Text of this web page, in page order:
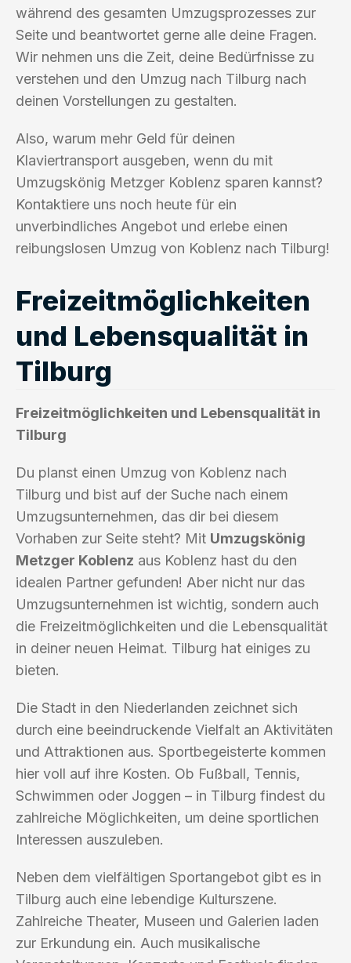
während des gesamten Umzugsprozesses zur
Seite und beantwortet gerne alle deine Fragen.
Wir nehmen uns die Zeit, deine Bedürfnisse zu
verstehen und den Umzug nach Tilburg nach
deinen Vorstellungen zu gestalten.
Also, warum mehr Geld für deinen
Klaviertransport ausgeben, wenn du mit
Umzugskönig Metzger Koblenz sparen kannst?
Kontaktiere uns noch heute für ein
unverbindliches Angebot und erlebe einen
reibungslosen Umzug von Koblenz nach Tilburg!
Freizeitmöglichkeiten
und Lebensqualität in
Tilburg
Freizeitmöglichkeiten und Lebensqualität in
Tilburg
Du planst einen Umzug von Koblenz nach
Tilburg und bist auf der Suche nach einem
Umzugsunternehmen, das dir bei diesem
Vorhaben zur Seite steht? Mit Umzugskönig
Metzger Koblenz aus Koblenz hast du den
idealen Partner gefunden! Aber nicht nur das
Umzugsunternehmen ist wichtig, sondern auch
die Freizeitmöglichkeiten und die Lebensqualität
in deiner neuen Heimat. Tilburg hat einiges zu
bieten.
Die Stadt in den Niederlanden zeichnet sich
durch eine beeindruckende Vielfalt an Aktivitäten
und Attraktionen aus. Sportbegeisterte kommen
hier voll auf ihre Kosten. Ob Fußball, Tennis,
Schwimmen oder Joggen – in Tilburg findest du
zahlreiche Möglichkeiten, um deine sportlichen
Interessen auszuleben.
Neben dem vielfältigen Sportangebot gibt es in
Tilburg auch eine lebendige Kulturszene.
Zahlreiche Theater, Museen und Galerien laden
zur Erkundung ein. Auch musikalische